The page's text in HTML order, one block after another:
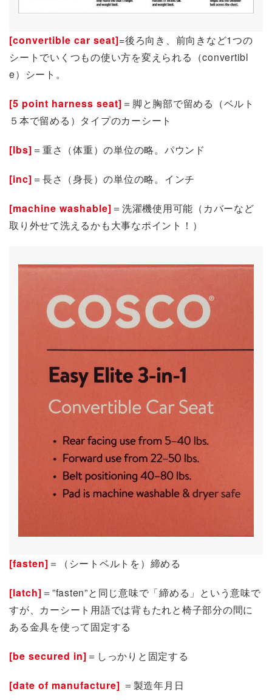
[convertible car seat]=後ろ向き、前向きなど1つの
シートでいくつもの使い方を変えられる（convertibl
e）シート。
[5 point harness seat] ＝脚と胸部で留める（ベルト
５本で留める）タイプのカーシート
[lbs] ＝重さ（体重）の単位の略。パウンド
[inc] ＝長さ（身長）の単位の略。インチ
[machine washable] ＝洗濯機使用可能（カバーなど
取り外せて洗えるかも大事なポイント！）
[fasten] ＝（シートベルトを）締める
[latch] ＝”fasten”と同じ意味で「締める」という意味で
すが、カーシート用語では背もたれと椅子部分の間に
ある金具を使って固定する
[be secured in] ＝しっかりと固定する
[date of manufacture] ＝製造年月日